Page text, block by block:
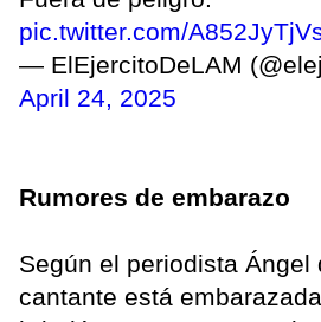
pic.twitter.com/
— ElEjercitoDeLAM
April 24, 2025
Rumores de embarazo
Según el periodista Ángel
cantante está